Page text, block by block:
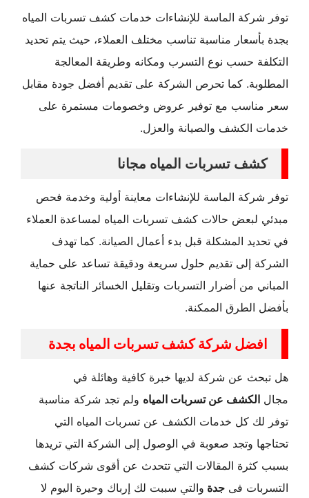
توفر شركة الماسة للإنشاءات خدمات كشف تسربات المياه
بجدة بأسعار مناسبة تناسب مختلف العملاء، حيث يتم تحديد
التكلفة حسب نوع التسرب ومكانه وطريقة المعالجة
المطلوبة. كما تحرص الشركة على تقديم أفضل جودة مقابل
سعر مناسب مع توفير عروض وخصومات مستمرة على
خدمات الكشف والصيانة والعزل.
كشف تسربات المياه مجانا
توفر شركة الماسة للإنشاءات معاينة أولية وخدمة فحص
مبدئي لبعض حالات كشف تسربات المياه لمساعدة العملاء
في تحديد المشكلة قبل بدء أعمال الصيانة. كما تهدف
الشركة إلى تقديم حلول سريعة ودقيقة تساعد على حماية
المباني من أضرار التسربات وتقليل الخسائر الناتجة عنها
بأفضل الطرق الممكنة.
افضل شركة كشف تسربات المياه بجدة
هل تبحث عن شركة لديها خبرة كافية وهائلة في
مجال الكشف عن تسربات المياه ولم تجد شركة مناسبة
توفر لك كل خدمات الكشف عن تسربات المياه التي
تحتاجها وتجد صعوبة في الوصول إلى الشركة التي تريدها
بسبب كثرة المقالات التي تتحدث عن أقوى شركات كشف
التسربات فى جدة والتي سببت لك إرباك وحيرة اليوم لا